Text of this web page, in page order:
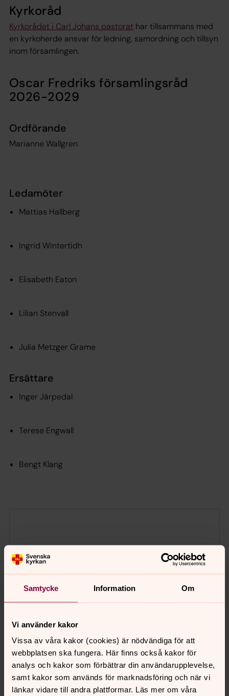
Samtycke Information Om
Vi använder kakor
Vissa av våra kakor (cookies) är nödvändiga för att
webbplatsen ska fungera. Här finns också kakor för
analys och kakor som förbättrar din användarupplevelse,
samt kakor som används för marknadsföring och när vi
länkar vidare till andra plattformar. Läs mer om våra
Kyrkoråd
Kyrkorådet i Carl Johans pastorat har tillsammans med
en kyrkoherde ansvar för ledning, samordning och tillsyn
inom församlingen.
Oscar Fredriks församlingsråd
2026-2029
Ordförande
Marianne Wallgren
Ledamöter
Mattias Hallberg
Ingrid Wintertidh
Elisabeth Eaton
Lilian Stenvall
Julia Metzger Grame
Ersättare
Inger Järpedal
Terese Engwall
Bengt Klang